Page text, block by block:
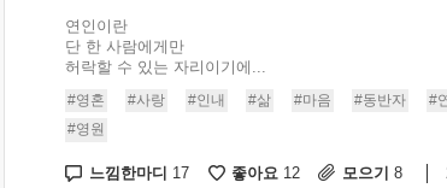
연인이란
단 한 사람에게만
허락할 수 있는 자리이기에...
#영혼 #사랑 #인내 #삶 #마음 #동반자 #
#영원
느낌한마디 17 좋아요 12 모으기 8